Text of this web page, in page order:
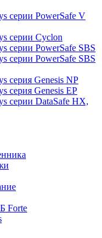
серии PowerSafe V
серии Cyclon
серии PowerSafe SBS
серии PowerSafe SBS
серия Genesis NP
серия Genesis EP
серии DataSafe HX,
Forte